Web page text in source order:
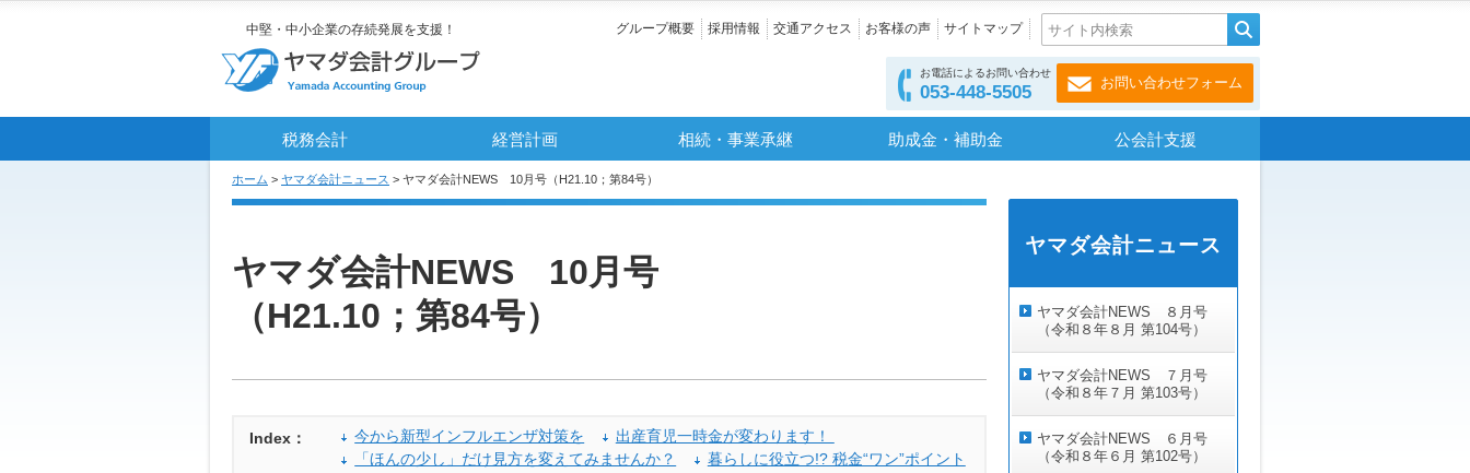
中堅・中小企業の存続発展を支援！ グループ概要 採用情報 交通アクセス お客様の声 サイトマップ
お電話によるお問い合わせ
053-448-5505 お問い合わせフォーム
税務会計 経営計画 相続・事業承継 助成金・補助金 公会計支援
ホーム > ヤマダ会計ニュース > ヤマダ会計NEWS 10月号（H21.10；第84号）
ヤマダ会計NEWS 10月号
（H21.10；第84号）
Index： 今から新型インフルエンザ対策を
出産育児一時金が変わります！
「ほんの少し」だけ見方を変えてみませんか？
暮らしに役立つ!? 税金“ワン”ポイント
ヤマダ会計ニュース
ヤマダ会計NEWS ８月号
（令和８年８月 第104号）
ヤマダ会計NEWS ７月号
（令和８年７月 第103号）
ヤマダ会計NEWS ６月号
（令和８年６月 第102号）